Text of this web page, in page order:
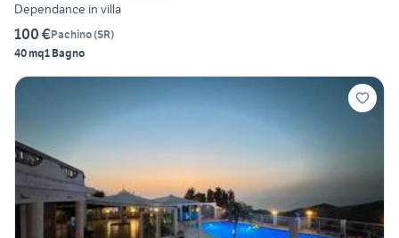
Dependance in villa
100 €Pachino(SR)
40 mq1 Bagno